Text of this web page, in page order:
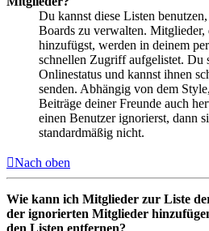
Du kannst diese Listen
Boards zu verwalten. Mitglieder,
hinzufügst, werden in deinem
schnellen Zugriff aufgelistet. Du
Onlinestatus und kannst ihnen
senden. Abhängig von dem
Beiträge deiner Freunde auch
einen Benutzer ignorierst, dann
standardmäßig nicht.
Nach oben
Wie kann ich Mitglieder zur Liste
der ignorierten Mitglieder